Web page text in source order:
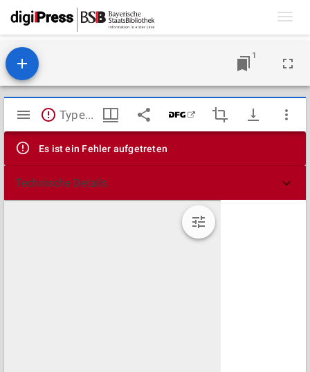
1
Mirador
Viewer
TypeError: Failed to fetch
Es ist ein Fehler aufgetreten
Technische Details